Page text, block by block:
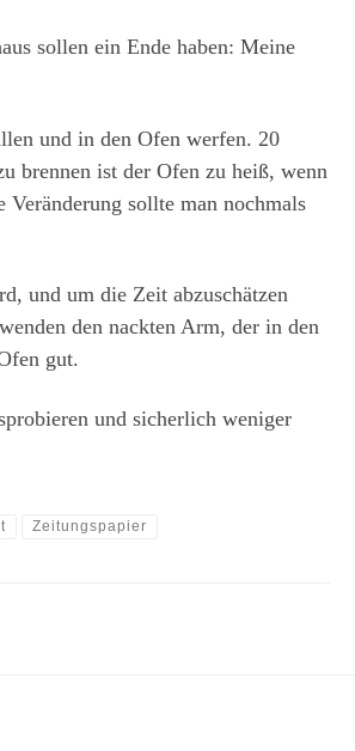
sollen ein Ende haben: Meine
und in den Ofen werfen. 20
brennen ist der Ofen zu heiß, wenn
sollte man nochmals
und um die Zeit abzuschätzen
den nackten Arm, der in den
gut.
und sicherlich weniger
Zeitungspapier